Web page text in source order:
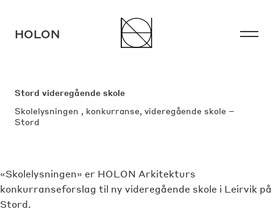
HOLON
HOLON
Stord videregående skole
Skolelysningen , konkurranse, videregående skole –
Stord
«Skolelysningen» er HOLON Arkitekturs
konkurranseforslag til ny videregående skole i Leirvik på
Stord.